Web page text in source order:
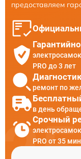
предоставляем
PRO до 3 лет
ремонт по
в день
Срочный
PRO от 35